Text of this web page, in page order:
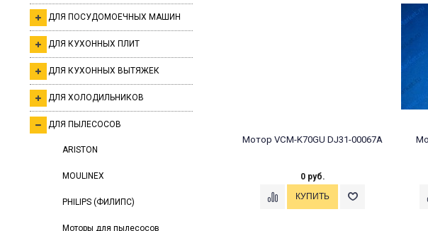
ДЛЯ ПОСУДОМОЕЧНЫХ МАШИН
ДЛЯ КУХОННЫХ ПЛИТ
ДЛЯ КУХОННЫХ ВЫТЯЖЕК
ДЛЯ ХОЛОДИЛЬНИКОВ
ДЛЯ ПЫЛЕСОСОВ
ARISTON
MOULINEX
PHILIPS (ФИЛИПС)
Моторы для пылесосов
Мотор VCM-K70GU DJ31-00067A
0 руб.